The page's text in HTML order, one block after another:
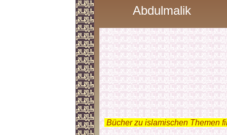
Abdulmalik
Bücher zu islamischen Themen